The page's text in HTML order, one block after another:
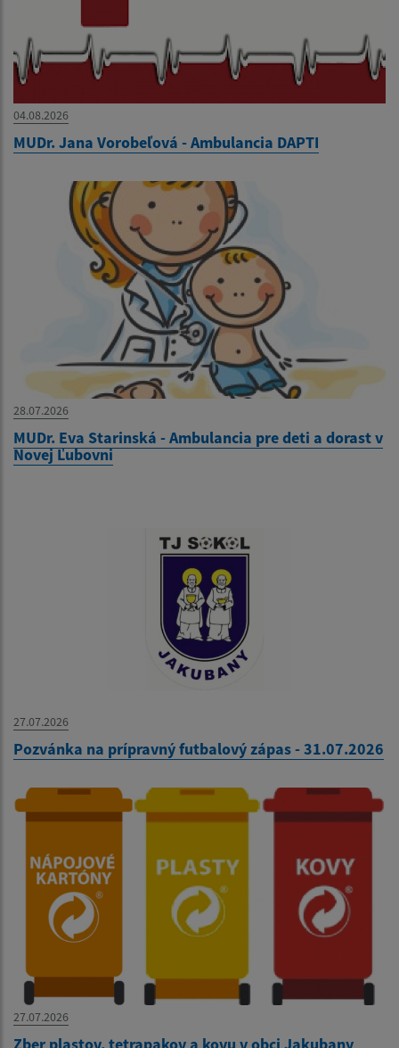
04.08.2026
MUDr. Jana Vorobeľová - Ambulancia DAPTI
28.07.2026
MUDr. Eva Starinská - Ambulancia pre deti a dorast v
Novej Ľubovni
27.07.2026
Pozvánka na prípravný futbalový zápas - 31.07.2026
27.07.2026